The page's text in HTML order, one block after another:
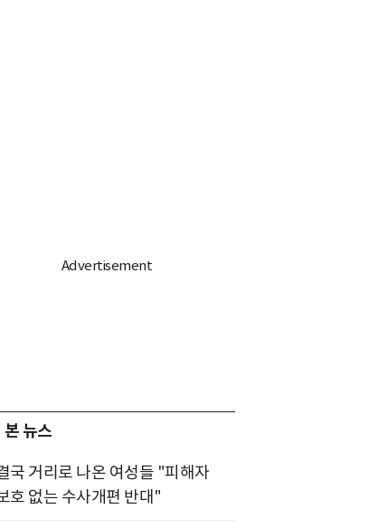
본 뉴스
국 거리로 나온 여성들 "피해자
호 없는 수사개편 반대"